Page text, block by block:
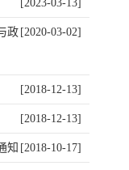
[2023-03-13]
[2020-03-02]
政
[2018-12-13]
[2018-12-13]
[2018-10-17]
知